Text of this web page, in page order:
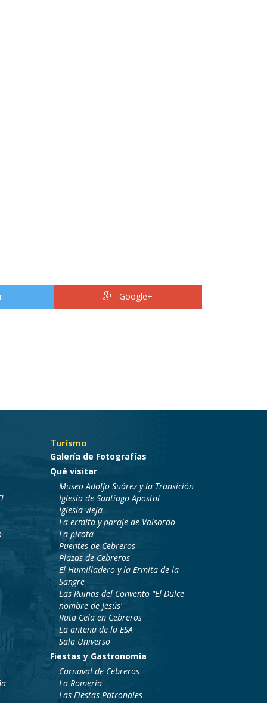
Google+
Turismo
Galería de Fotografías
Qué visitar
Museo Adolfo Suárez y la Transición
Iglesia de Santiago Apostol
Iglesia vieja
La ermita y paraje de Valsordo
La picota
Puentes de Cebreros
Plazas de Cebreros
El Humilladero y la Ermita de la
Sangre
Las Ruinas del Convento "El Dulce
nombre de Jesús"
Ruta Cela en Cebreros
La antena de la ESA
Sala Universo
Fiestas y Gastronomía
Carnaval de Cebreros
La Romería
Las Fiestas Patronales